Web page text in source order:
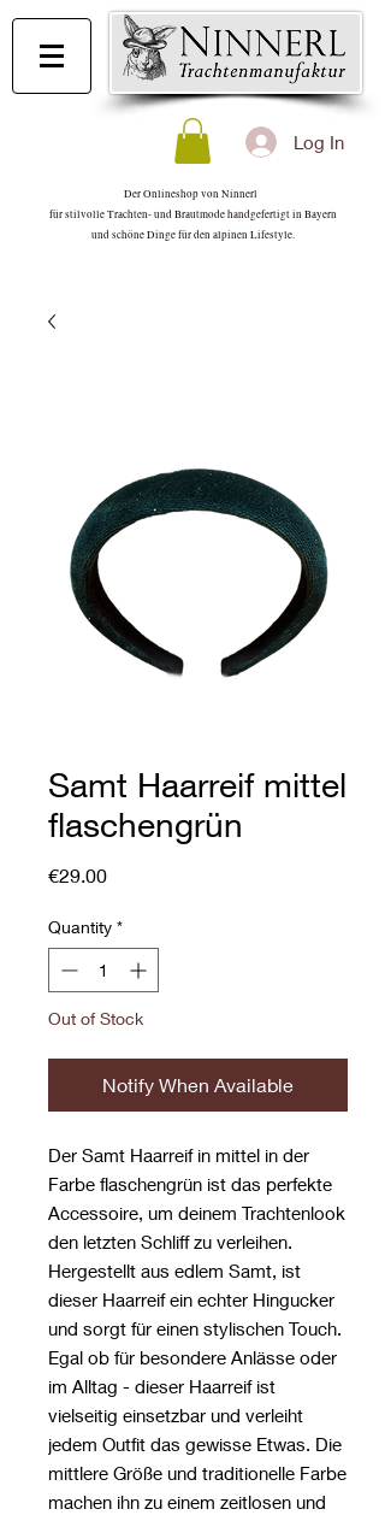
Log In
Der Onlineshop von Ninnerl
für stilvolle Trachten- und Brautmode handgefertigt in Bayern
und schöne Dinge für den alpinen Lifestyle.
Samt Haarreif mittel
flaschengrün
€29.00Price
Quantity *
Out of Stock
Notify When Available
Der Samt Haarreif in mittel in der
Farbe flaschengrün ist das perfekte
Accessoire, um deinem Trachtenlook
den letzten Schliff zu verleihen.
Hergestellt aus edlem Samt, ist
dieser Haarreif ein echter Hingucker
und sorgt für einen stylischen Touch.
Egal ob für besondere Anlässe oder
im Alltag - dieser Haarreif ist
vielseitig einsetzbar und verleiht
jedem Outfit das gewisse Etwas. Die
mittlere Größe und traditionelle Farbe
machen ihn zu einem zeitlosen und